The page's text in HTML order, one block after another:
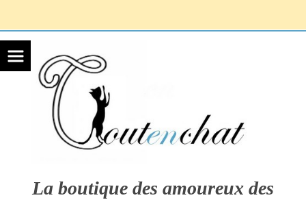
La boutique des amoureux des